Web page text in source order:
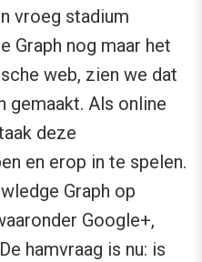
vroeg stadium
Graph nog maar het
web, zien we dat
gemaakt. Als online
deze
en erop in te spelen.
Graph op
Google+,
hamvraag is nu: is